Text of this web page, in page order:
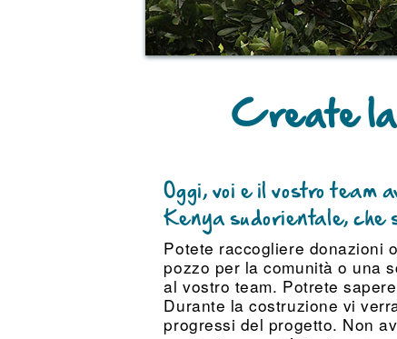
Create la
Oggi, voi e il vostro team
Kenya sudorientale,
Potete raccogliere donazioni
pozzo per la comunità o una
al vostro team. Potrete
Durante la costruzione vi
progressi del progetto. Non